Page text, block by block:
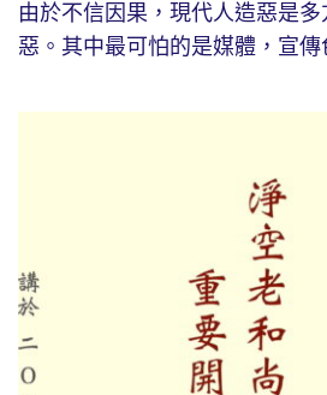
由於不信因果，現代人造惡是
惡。其中最可怕的是媒體，宣